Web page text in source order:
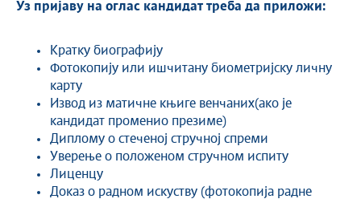
Уз пријаву на оглас кандидат треба да приложи:
Кратку биографију
Фотокопију или ишчитану биометријску личну
карту
Извод из матичне књиге венчаних(ако је
кандидат променио презиме)
Диплому о стеченој стручној спреми
Уверење о положеном стручном испиту
Лиценцу
Доказ о радном искуству (фотокопија радне